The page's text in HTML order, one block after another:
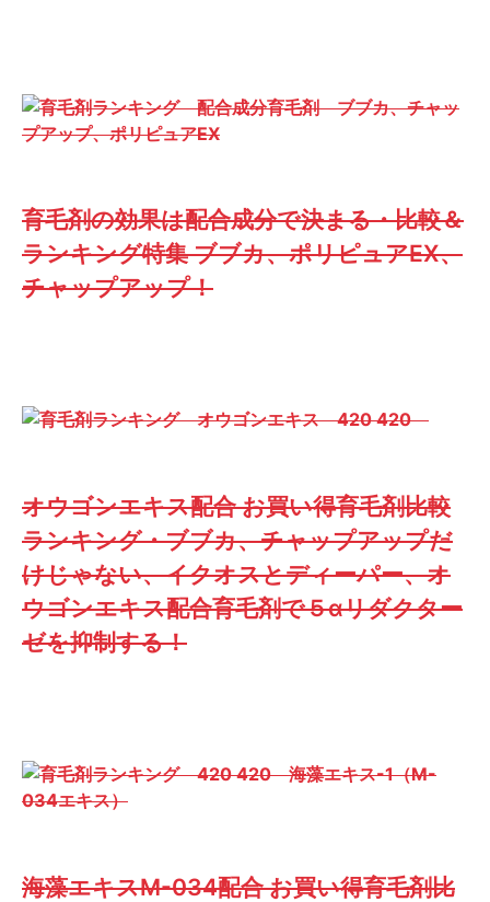
育毛剤の効果は配合成分で決まる・比較＆
ランキング特集 ブブカ、ポリピュアEX、
チャップアップ！
オウゴンエキス配合 お買い得育毛剤比較
ランキング・ブブカ、チャップアップだ
けじゃない、イクオスとディーパー、オ
ウゴンエキス配合育毛剤で５αリダクター
ゼを抑制する！
海藻エキスM-034配合 お買い得育毛剤比